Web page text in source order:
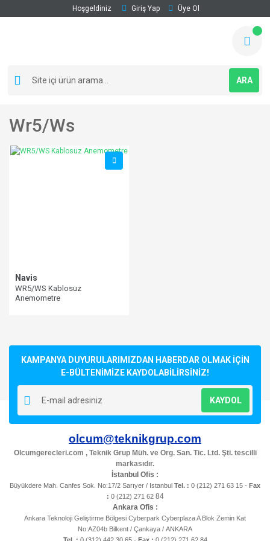
Hoşgeldiniz Giriş Yap Üye Ol
ARA
Wr5/ws
Navis
WR5/WS Kablosuz
Anemometre
KAMPANYA DUYURULARIMIZDAN HABERDAR OLMAK İÇİN
E-BÜLTENİMİZE KAYDOLABİLİRSİNİZ!
KAYDOL
olcum@teknikgrup.com
Olcumgerecleri.com , Teknik Grup Müh. ve Org. San. Tic. Ltd. Şti. tescilli
markasıdır.
İstanbul Ofis :
Büyükdere Mah. Canfes Sok. No:17/2 Sarıyer / Istanbul Tel. : 0 (212) 271 63 15 - Fax
: 0 (212) 271 6284
Ankara Ofis :
Ankara Teknoloji Geliştirme Bölgesi Cyberpark Cyberplaza A Blok Zemin Kat
No:AZ04b Bilkent / Çankaya / ANKARA